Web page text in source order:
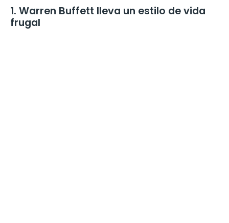
1. Warren Buffett lleva un estilo de vida
frugal